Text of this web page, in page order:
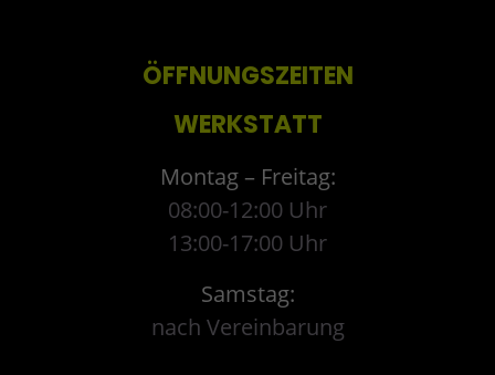
ÖFFNUNGSZEITEN
WERKSTATT
Montag – Freitag:
08:00-12:00 Uhr
13:00-17:00 Uhr
Samstag:
nach Vereinbarung